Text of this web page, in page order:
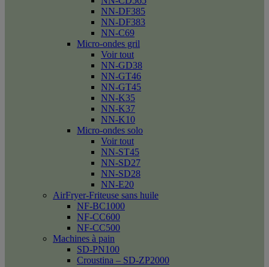
NN-DF385
NN-DF383
NN-C69
Micro-ondes gril
Voir tout
NN-GD38
NN-GT46
NN-GT45
NN-K35
NN-K37
NN-K10
Micro-ondes solo
Voir tout
NN-ST45
NN-SD27
NN-SD28
NN-E20
AirFryer-Friteuse sans huile
NF-BC1000
NF-CC600
NF-CC500
Machines à pain
SD-PN100
Croustina – SD-ZP2000